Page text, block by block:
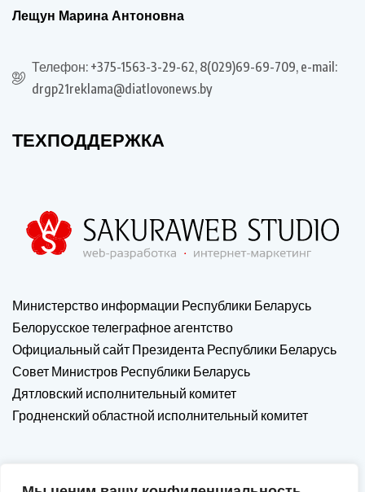
Лещун Марина Антоновна
Телефон: +375-1563-3-29-62, 8(029)69-69-709, e-mail:
drgp21reklama@diatlovonews.by
ТЕХПОДДЕРЖКА
Министерство информации Республики Беларусь
Белорусское телеграфное агентство
Официальный сайт Президента Республики Беларусь
Совет Министров Республики Беларусь
Дятловский исполнительный комитет
Гродненский областной исполнительный комитет